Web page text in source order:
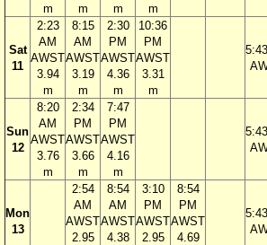
m
m
m
m
Sat
11
2:23
AM
AWST
3.94
m
8:15
AM
AWST
3.19
m
2:30
PM
AWST
4.36
m
10:36
PM
AWST
3.31
m
Sun
12
8:20
AM
AWST
3.76
m
2:34
PM
AWST
3.66
m
7:47
PM
AWST
4.16
m
Mon
13
2:54
AM
AWST
2.95
8:54
AM
AWST
4.38
3:10
PM
AWST
2.95
8:54
PM
AWST
4.69